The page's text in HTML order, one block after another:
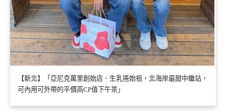
【新北】「亞尼克萬里創始店．生乳捲始祖，北海岸最甜中繼站，
可內用可外帶的平價高CP值下午茶」